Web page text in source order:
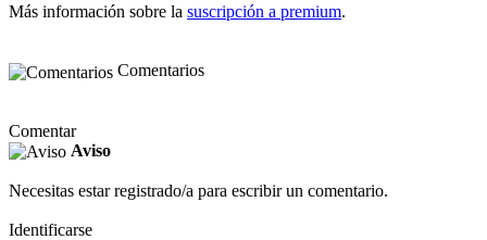
Más información sobre la suscripción a premium.
Comentarios
Comentar
Aviso
Necesitas estar registrado/a para escribir un comentario.
Identificarse